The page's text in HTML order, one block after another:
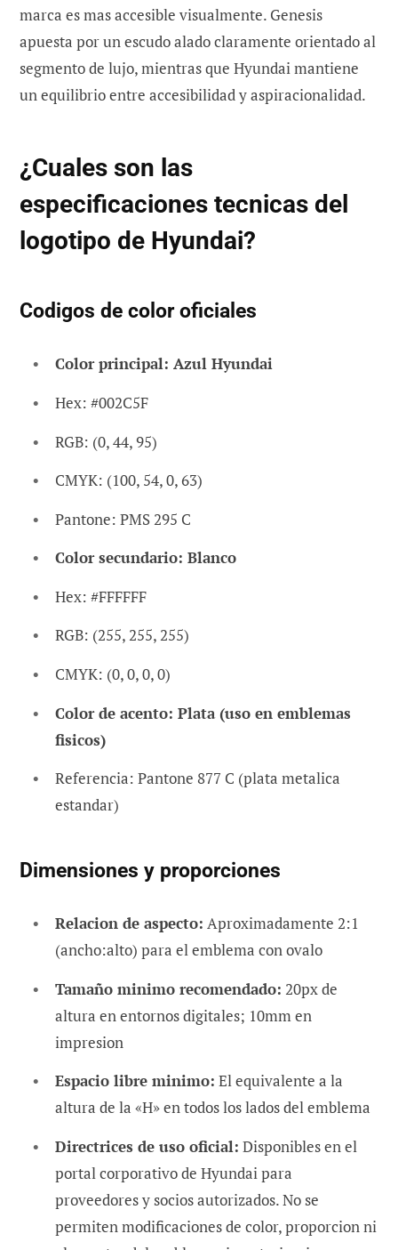
marca es mas accesible visualmente. Genesis
apuesta por un escudo alado claramente orientado al
segmento de lujo, mientras que Hyundai mantiene
un equilibrio entre accesibilidad y aspiracionalidad.
¿Cuales son las
especificaciones tecnicas del
logotipo de Hyundai?
Codigos de color oficiales
Color principal: Azul Hyundai
Hex: #002C5F
RGB: (0, 44, 95)
CMYK: (100, 54, 0, 63)
Pantone: PMS 295 C
Color secundario: Blanco
Hex: #FFFFFF
RGB: (255, 255, 255)
CMYK: (0, 0, 0, 0)
Color de acento: Plata (uso en emblemas
fisicos)
Referencia: Pantone 877 C (plata metalica
estandar)
Dimensiones y proporciones
Relacion de aspecto: Aproximadamente 2:1
(ancho:alto) para el emblema con ovalo
Tamaño minimo recomendado: 20px de
altura en entornos digitales; 10mm en
impresion
Espacio libre minimo: El equivalente a la
altura de la «H» en todos los lados del emblema
Directrices de uso oficial: Disponibles en el
portal corporativo de Hyundai para
proveedores y socios autorizados. No se
permiten modificaciones de color, proporcion ni